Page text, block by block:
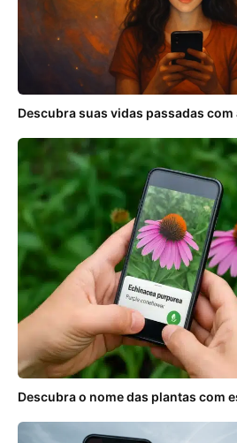
Descubra suas vidas passadas
Descubra o nome das plantas com